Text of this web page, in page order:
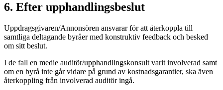
6. Efter upphandlingsbeslut
Uppdragsgivaren/Annonsören ansvarar för att återkoppla till
samtliga deltagande byråer med konstruktiv feedback och besked
om sitt beslut.
I de fall en medie auditör/upphandlingskonsult varit involverad samt
om en byrå inte går vidare på grund av kostnadsgarantier, ska även
återkoppling från involverad auditör ingå.